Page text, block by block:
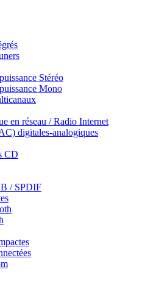
Stéréo
Mono
en réseau / Radio Internet
digitales-analogiques
CD
/ SPDIF